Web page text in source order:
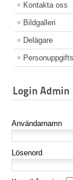
Kontakta oss
Bildgalleri
Delägare
Login Admin
Användarnamn
Lösenord